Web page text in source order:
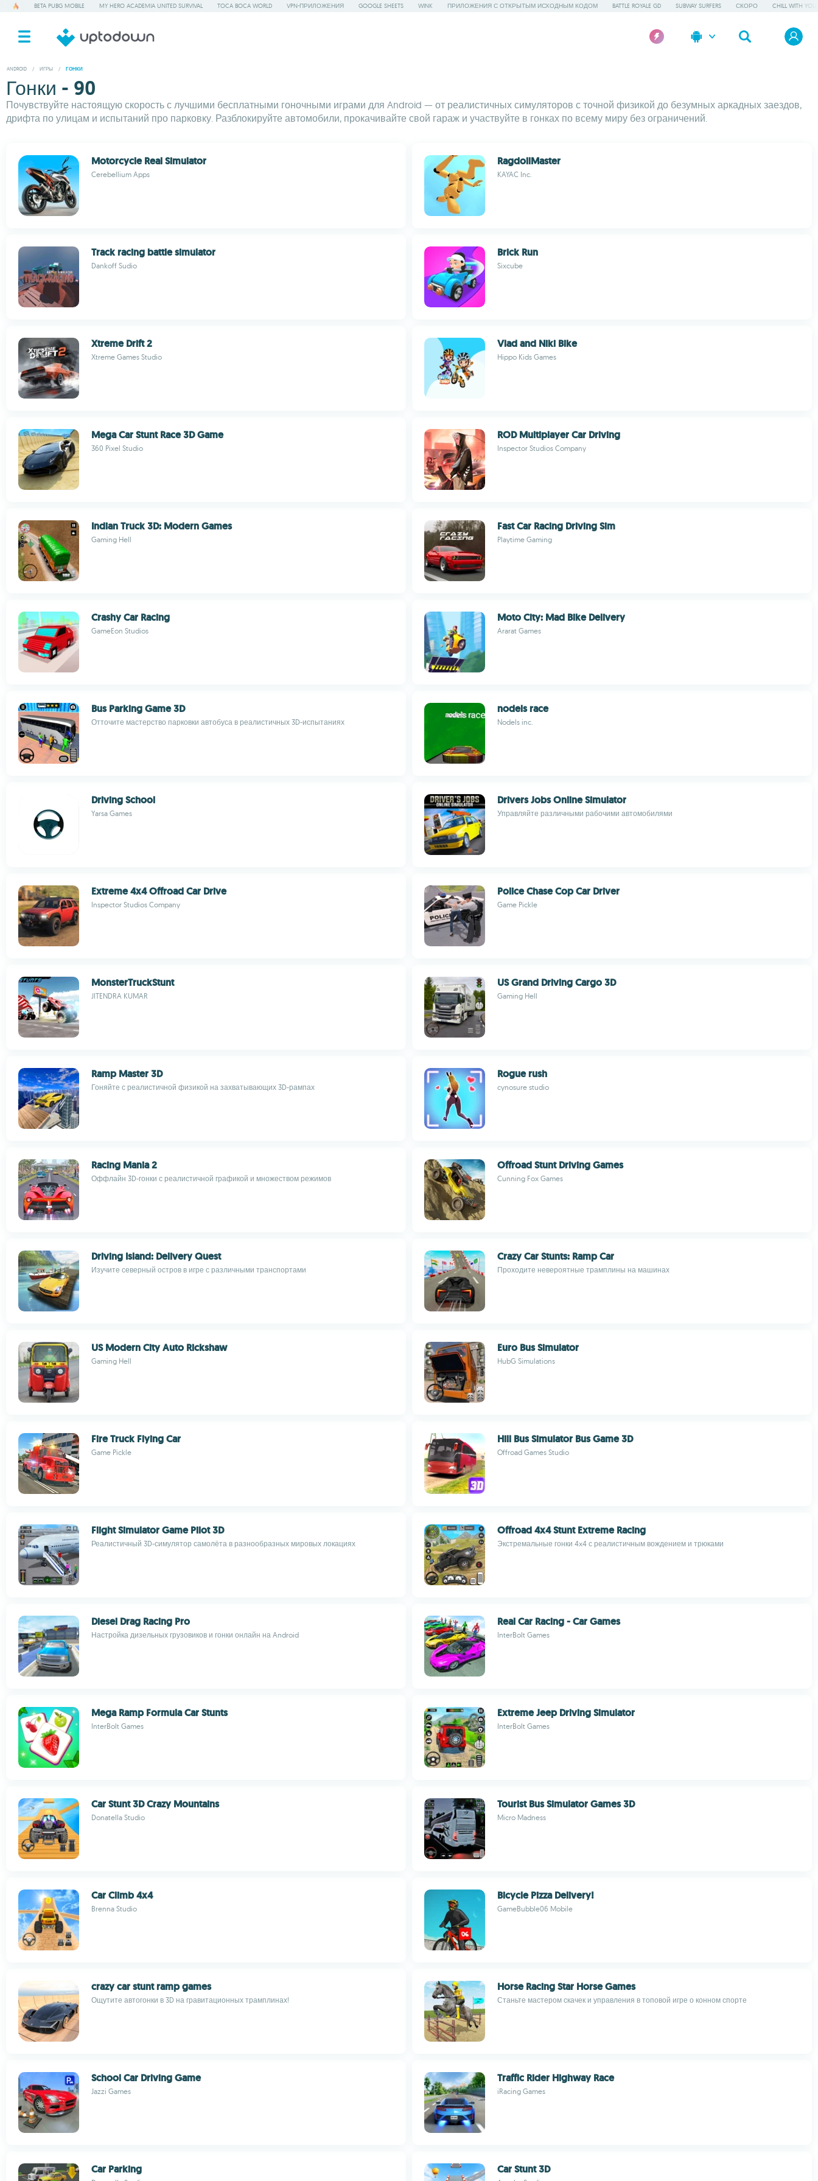
BETA PUBG MOBILE MY HERO ACADEMIA UNITED SURVIVAL TOCA BOCA WORLD VPN-ПРИЛОЖЕНИЯ GOOGLE SHEETS WINK ПРИЛОЖЕНИЯ С ОТКРЫТЫМ ИСХОДНЫМ КОДОМ BATTLE ROYALE GD SUBWAY SURFERS СКОРО CHILL WITH YOU
ANDROID / ИГРЫ / ГОНКИ
Гонки - 90
Почувствуйте настоящую скорость с лучшими бесплатными гоночными играми для Android — от реалистичных симуляторов с точной физикой до безумных аркадных заездов,
дрифта по улицам и испытаний про парковку. Разблокируйте автомобили, прокачивайте свой гараж и участвуйте в гонках по всему миру без ограничений.
Motorcycle Real Simulator
Cerebellium Apps
RagdollMaster
KAYAC Inc.
Track racing battle simulator
Dankoff Sudio
Brick Run
Sixcube
Xtreme Drift 2
Xtreme Games Studio
Vlad and Niki Bike
Hippo Kids Games
Mega Car Stunt Race 3D Game
360 Pixel Studio
ROD Multiplayer Car Driving
Inspector Studios Company
Indian Truck 3D: Modern Games
Gaming Hell
Fast Car Racing Driving Sim
Playtime Gaming
Crashy Car Racing
GameEon Studios
Moto City: Mad Bike Delivery
Ararat Games
Bus Parking Game 3D
Отточите мастерство парковки автобуса в реалистичных 3D-испытаниях
nodels race
Nodels inc.
Driving School
Yarsa Games
Drivers Jobs Online Simulator
Управляйте различными рабочими автомобилями
Extreme 4x4 Offroad Car Drive
Inspector Studios Company
Police Chase Cop Car Driver
Game Pickle
MonsterTruckStunt
JITENDRA KUMAR
US Grand Driving Cargo 3D
Gaming Hell
Ramp Master 3D
Гоняйте с реалистичной физикой на захватывающих 3D-рампах
Rogue rush
cynosure studio
Racing Mania 2
Оффлайн 3D-гонки с реалистичной графикой и множеством режимов
Offroad Stunt Driving Games
Cunning Fox Games
Driving Island: Delivery Quest
Изучите северный остров в игре с различными транспортами
Crazy Car Stunts: Ramp Car
Проходите невероятные трамплины на машинах
US Modern City Auto Rickshaw
Gaming Hell
Euro Bus Simulator
HubG Simulations
Fire Truck Flying Car
Game Pickle
Hill Bus Simulator Bus Game 3D
Offroad Games Studio
Flight Simulator Game Pilot 3D
Реалистичный 3D-симулятор самолёта в разнообразных мировых локациях
Offroad 4x4 Stunt Extreme Racing
Экстремальные гонки 4x4 с реалистичным вождением и трюками
Diesel Drag Racing Pro
Настройка дизельных грузовиков и гонки онлайн на Android
Real Car Racing - Car Games
InterBolt Games
Mega Ramp Formula Car Stunts
InterBolt Games
Extreme Jeep Driving Simulator
InterBolt Games
Car Stunt 3D Crazy Mountains
Donatella Studio
Tourist Bus Simulator Games 3D
Micro Madness
Car Climb 4x4
Brenna Studio
Bicycle Pizza Delivery!
GameBubble06 Mobile
crazy car stunt ramp games
Ощутите автогонки в 3D на гравитационных трамплинах!
Horse Racing Star Horse Games
Станьте мастером скачек и управления в топовой игре о конном спорте
School Car Driving Game
Jazzi Games
Traffic Rider Highway Race
iRacing Games
Car Parking Car Stunt 3D